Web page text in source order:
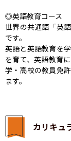
◎英語教育コース
世界の共通語「英
です。
英語と英語教育を
を育て、英語教育
学・高校の教員免
ます。
カリキュ